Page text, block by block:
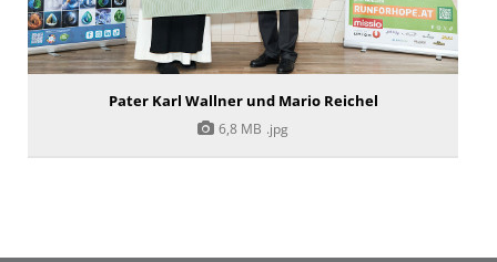
Pater Karl Wallner und Mario Reichel
6,8 MB .jpg